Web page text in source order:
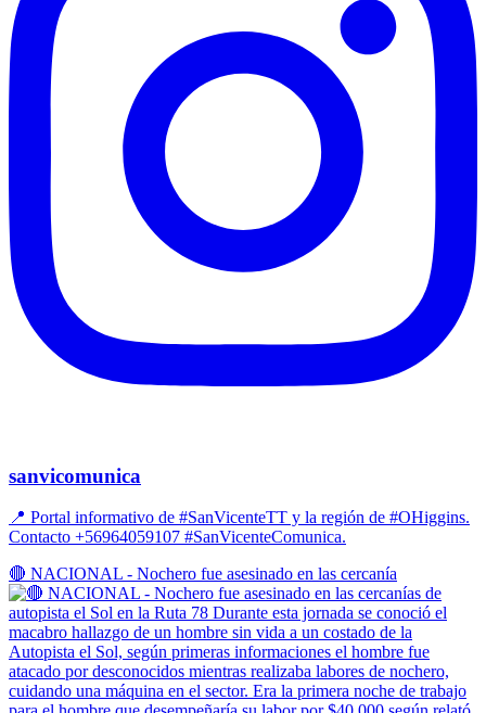
sanvicomunica
📍 Portal informativo de #SanVicenteTT y la región de #OHiggins.
Contacto +56964059107 #SanVicenteComunica.
🔴 NACIONAL - Nochero fue asesinado en las cercanía